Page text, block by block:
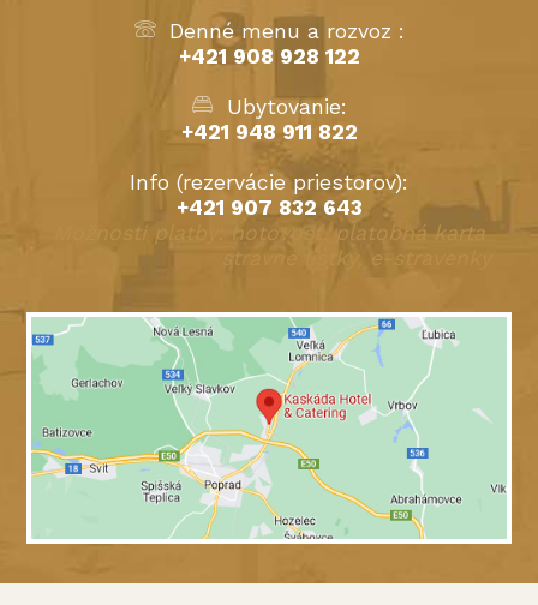
Denné menu a rozvoz :
+421 908 928 122
Ubytovanie:
+421 948 911 822
Info (rezervácie priestorov):
+421 907 832 643
Možnosti platby: hotovosť, platobná karta
stravné lístky, e-stravenky